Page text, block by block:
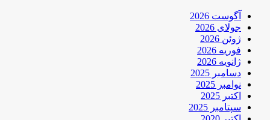
آگوست 2026
جولای 2026
ژوئن 2026
فوریه 2026
ژانویه 2026
دسامبر 2025
نوامبر 2025
اکتبر 2025
سپتامبر 2025